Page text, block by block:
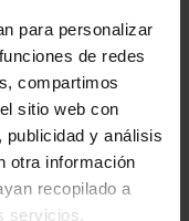
para personalizar
de redes
compartimos
sitio web con
y análisis
otra información
recopilado a
servicios.